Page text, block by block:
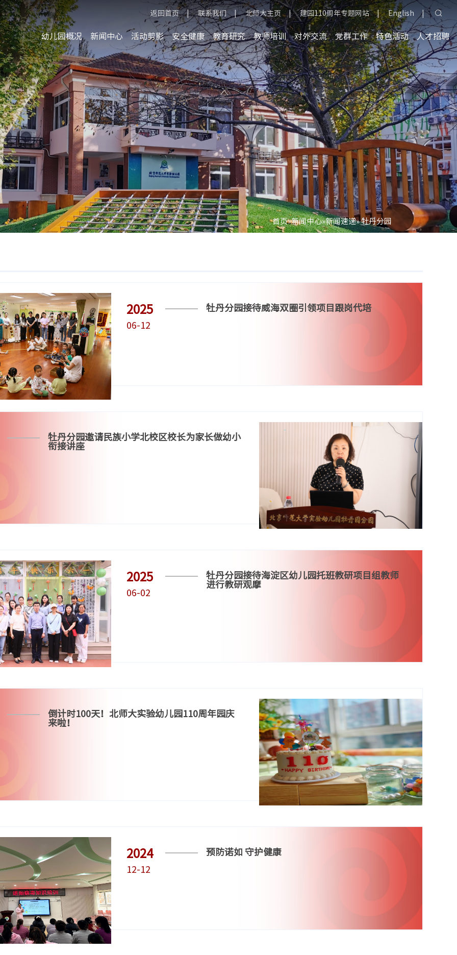
返回首页 | 联系我们 | 北师大主页 | 建园110周年专题网站 | English |
幼儿园概况 新闻中心 活动剪影 安全健康 教育研究 教师培训 对外交流 党群工作 特色活动 人才招聘
首页»新闻中心»新闻速递» 牡丹分园
2025
06-12
牡丹分园接待威海双圈引领项目跟岗代培
牡丹分园邀请民族小学北校区校长为家长做幼小
衔接讲座
2025
06-02
牡丹分园接待海淀区幼儿园托班教研项目组教师
进行教研观摩
倒计时100天！北师大实验幼儿园110周年园庆
来啦！
2024
12-12
预防诺如 守护健康